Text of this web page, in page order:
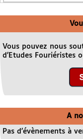
Vous pouvez nous
d’Etudes Fouriéristes
A
Pas d’évènements à